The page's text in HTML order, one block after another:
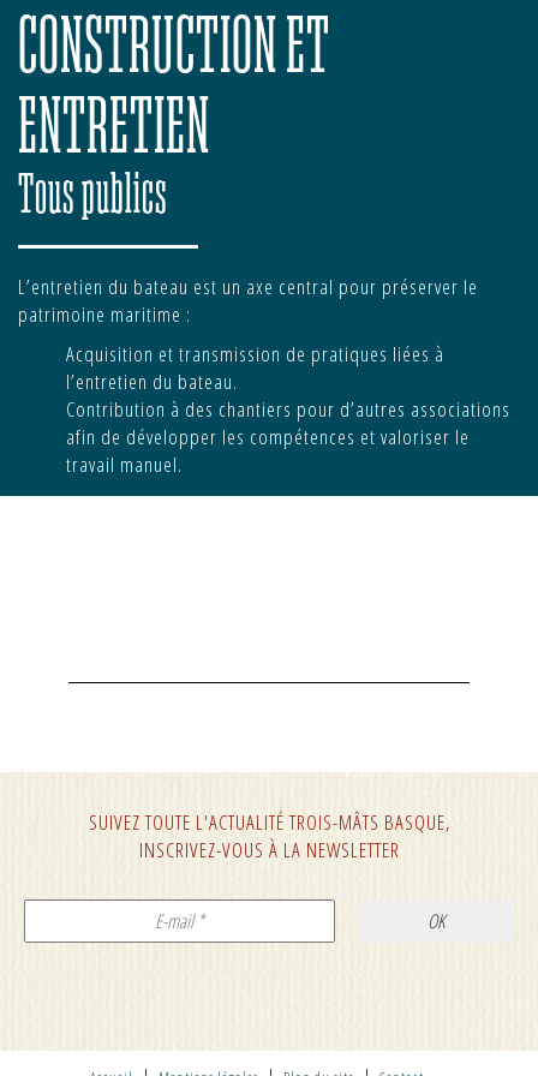
CONSTRUCTION ET
ENTRETIEN
Tous publics
L’entretien du bateau est un axe central pour préserver le
patrimoine maritime :
Acquisition et transmission de pratiques liées à
l’entretien du bateau.
Contribution à des chantiers pour d’autres associations
afin de développer les compétences et valoriser le
travail manuel.
SUIVEZ TOUTE L'ACTUALITÉ TROIS-MÂTS BASQUE,
INSCRIVEZ-VOUS À LA NEWSLETTER